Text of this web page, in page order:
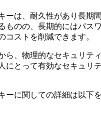
ーは、耐久性があり長期
ものの、長期的にはパス
コストを削減できます。
ら、物理的なセキュリテ
にとって有効なセキュリ
ーに関しての詳細は以下